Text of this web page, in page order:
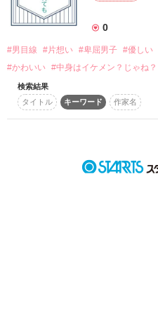
詳しく検索
タイトル キーワード
あらすじ
0
#男目線 #片想い #卑屈男子 #優しい
#かわいい #中身はイケメン？じゃね？
検索結果
タイトル
キーワード 作家名